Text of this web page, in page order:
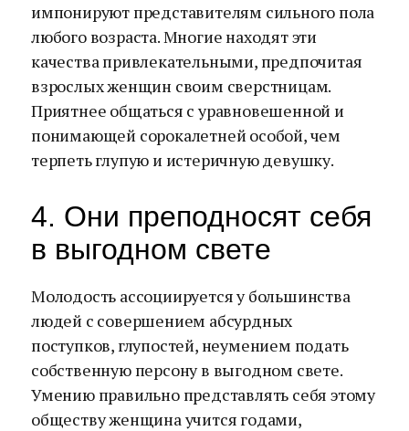
импонируют представителям сильного пола
любого возраста. Многие находят эти
качества привлекательными, предпочитая
взрослых женщин своим сверстницам.
Приятнее общаться с уравновешенной и
понимающей сорокалетней особой, чем
терпеть глупую и истеричную девушку.
4. Они преподносят себя
в выгодном свете
Молодость ассоциируется у большинства
людей с совершением абсурдных
поступков, глупостей, неумением подать
собственную персону в выгодном свете.
Умению правильно представлять себя этому
обществу женщина учится годами,